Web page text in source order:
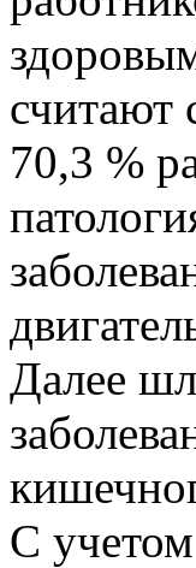
считают
70,3 %
Далее
С